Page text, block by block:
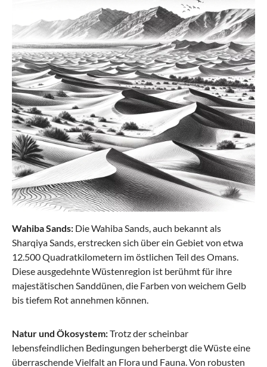
Wahiba Sands: Die Wahiba Sands, auch bekannt als
Sharqiya Sands, erstrecken sich über ein Gebiet von etwa
12.500 Quadratkilometern im östlichen Teil des Omans.
Diese ausgedehnte Wüstenregion ist berühmt für ihre
majestätischen Sanddünen, die Farben von weichem Gelb
bis tiefem Rot annehmen können.
Natur und Ökosystem:Trotz der scheinbar
lebensfeindlichen Bedingungen beherbergt die Wüste eine
überraschende Vielfalt an Flora und Fauna. Von robusten